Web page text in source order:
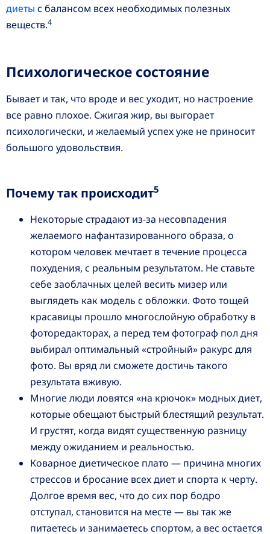
диеты с балансом всех необходимых полезных
веществ.4
Психологическое состояние
Бывает и так, что вроде и вес уходит, но настроение
все равно плохое. Сжигая жир, вы выгорает
психологически, и желаемый успех уже не приносит
большого удовольствия.
Почему так происходит5
Некоторые страдают из-за несовпадения
желаемого нафантазированного образа, о
котором человек мечтает в течение процесса
похудения, с реальным результатом. Не ставьте
себе заоблачных целей весить мизер или
выглядеть как модель с обложки. Фото тощей
красавицы прошло многослойную обработку в
фоторедакторах, а перед тем фотограф пол дня
выбирал оптимальный «стройный» ракурс для
фото. Вы вряд ли сможете достичь такого
результата вживую.
Многие люди ловятся «на крючок» модных диет,
которые обещают быстрый блестящий результат.
И грустят, когда видят существенную разницу
между ожиданием и реальностью.
Коварное диетическое плато — причина многих
стрессов и бросание всех диет и спорта к черту.
Долгое время вес, что до сих пор бодро
отступал, становится на месте — вы так же
питаетесь и занимаетесь спортом, а вес остается